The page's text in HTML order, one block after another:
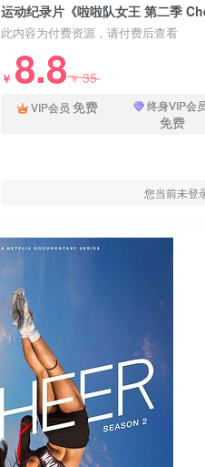
运动纪录片《啦啦队女王 第二季
此内容为付费资源，请付费后查看
￥ 8.8￥35
VIP会员 免费 终身VIP会
免费
您当前未登